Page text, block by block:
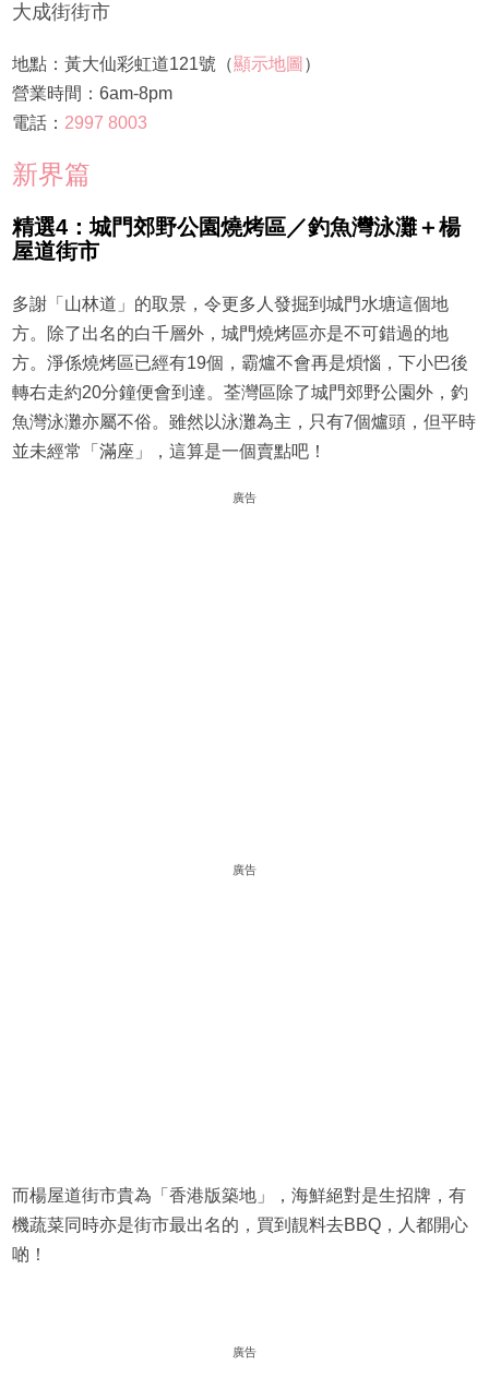
大成街街市
地點：黃大仙彩虹道121號（顯示地圖 ）
營業時間：6am-8pm
電話： 2997 8003
新界篇
精選4：城門郊野公園燒烤區／釣魚灣泳灘＋楊
屋道街市
多謝「山林道」的取景，令更多人發掘到城門水塘這個地
方。除了出名的白千層外，城門燒烤區亦是不可錯過的地
方。淨係燒烤區已經有19個，霸爐不會再是煩惱，下小巴後
轉右走約20分鐘便會到達。荃灣區除了城門郊野公園外，釣
魚灣泳灘亦屬不俗。雖然以泳灘為主，只有7個爐頭，但平時
並未經常「滿座」，這算是一個賣點吧！
廣告
廣告
而楊屋道街市貴為「香港版築地」，海鮮絕對是生招牌，有
機蔬菜同時亦是街市最出名的，買到靚料去BBQ，人都開心
啲！
廣告